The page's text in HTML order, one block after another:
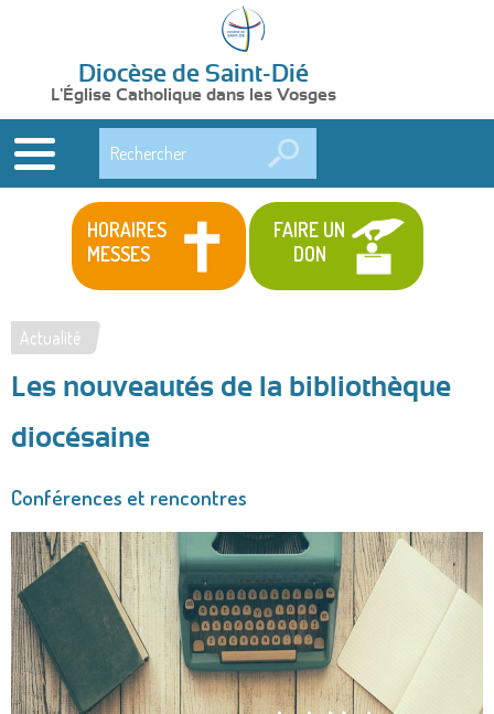
Diocèse de Saint-Dié
L'Église Catholique dans les Vosges
HORAIRES
MESSES
FAIRE UN
DON
Vous
êtes
ici
Actualité
Les nouveautés de la bibliothèque
diocésaine
Conférences et rencontres